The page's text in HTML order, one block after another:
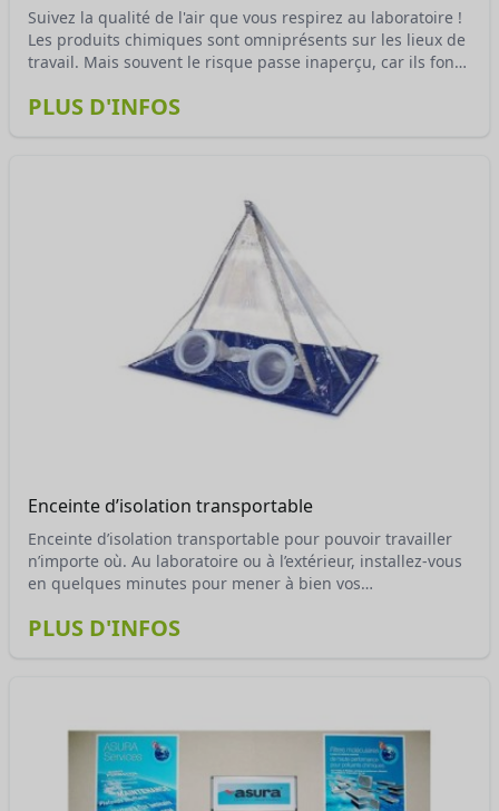
Suivez la qualité de l'air que vous respirez au laboratoire !
Les produits chimiques sont omniprésents sur les lieux de
travail. Mais souvent le risque passe inaperçu, car ils font
solvants, acides, poudres etc…. Ces polluants sont
PLUS D'INFOS
Enceinte d’isolation transportable
Enceinte d’isolation transportable pour pouvoir travailler
n’importe où. Au laboratoire ou à l’extérieur, installez-vous
en quelques minutes pour mener à bien vos
PLUS D'INFOS